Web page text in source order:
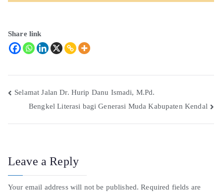
Share link
Selamat Jalan Dr. Hurip Danu Ismadi, M.Pd.
Bengkel Literasi bagi Generasi Muda Kabupaten Kendal
Leave a Reply
Your email address will not be published. Required fields are